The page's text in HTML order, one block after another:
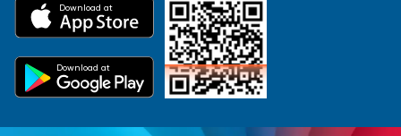
Báo cáo tài chính Thông tin giao dịch
Sự kiện
Download at
Download at